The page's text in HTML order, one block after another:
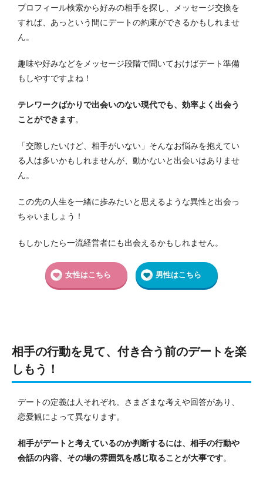
プロフィール検索から好みの相手を探し、メッセージ交換を
すれば、あっという間にデートの約束ができるかもしれませ
ん。
趣味や好みなどをメッセージ段階で聞いておけばデート準備
もしやすですよね！
テレワークばかりで出会いのない現代でも、効率よく出会う
ことができます。
「交際したいけど、相手がいない」そんなお悩みを抱えてい
る人は多いかもしれませんが、動かないと出会いはありませ
ん。
この先の人生を一緒に歩みたいと思えるような異性と出会っ
ちゃいましょう！
もしかしたら一流経営者にも出会えるかもしれません。
女性はこちら 男性はこちら
相手の行動を見て、付き合う前のデートを楽
しもう！
デートの定義は人それぞれ。さまざまな考えや回答があり、
恋愛観によって異なります。
相手がデートと考えているのか判断するには、相手の行動や
会話の内容、その場の雰囲気を感じ取ることが大事です。